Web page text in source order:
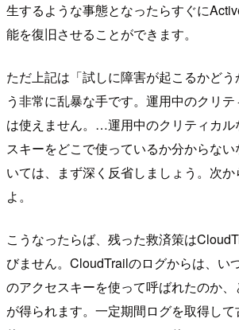
生するような事態となったらすぐに
能を復旧させることができます。
ただ上記は「試しに障害が起こるかど
う非常に乱暴な手です。運用中のクリ
は使えません。…運用中のクリティカル
スキーをどこで使っているか分からな
いては、まず深く反省しましょう。次
よ。
こうなったらば、残った救済策は
びません。CloudTrailのログからは、い
のアクセスキーを使って呼ばれたのか
が得られます。一定期間ログを取得し